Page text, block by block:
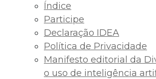
Índice
Participe
Declaração IDEA
Política de Privacidade
Manifesto editorial da
o uso de inteligência